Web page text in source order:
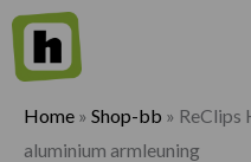
Home » Shop-bb » ReClips
aluminium armleuning